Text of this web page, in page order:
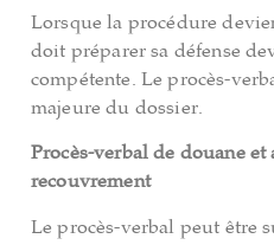
Lorsque la procédure
doit préparer sa défense
compétente. Le procès-
majeure du dossier.
Procès-verbal de douane et
recouvrement
Le procès-verbal peut être